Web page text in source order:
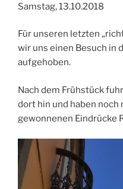
Samstag, 13.10.2018
Für unseren letzten
wir uns einen Besuch in
aufgehoben.
Nach dem Frühstück
dort hin und haben noch
gewonnenen Eindrücke